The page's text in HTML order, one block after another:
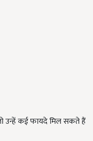
उन्हें कई फायदे मिल सकते हैं